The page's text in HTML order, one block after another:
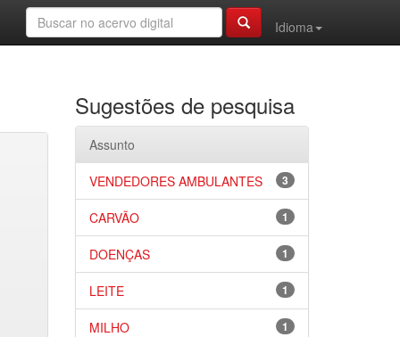
Idioma
Sugestões de pesquisa
Assunto
3
VENDEDORES AMBULANTES
1
CARVÃO
1
DOENÇAS
1
LEITE
1
MILHO